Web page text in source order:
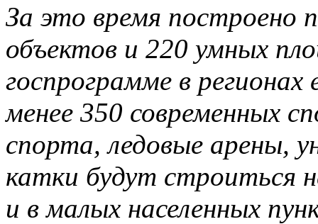
За это время построено
объектов и 220 умных
госпрограмме в
менее 350 современных
спорта, ледовые арены,
катки будут строиться
и в малых населенных